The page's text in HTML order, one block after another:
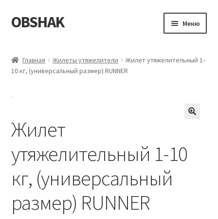
Перейти
к
Перейти
к
OBSHAK Меню
Категории
Корзина
Магазин
Мой аккаунт
Оформление заказа
Пример страницы
Главная Жилеты утяжелители
Жилет утяжелительный 1-
10 кг, (универсальный размер) RUNNER
Жилет
утяжелительный 1-10
кг, (универсальный
размер) RUNNER